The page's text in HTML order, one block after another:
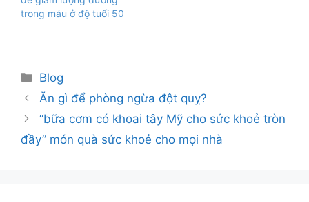
trong máu ở độ tuổi 50
Danh
mục
Blog
Ăn gì để phòng ngừa đột quỵ?
“bữa cơm có khoai tây Mỹ cho sức khoẻ tròn
đầy” món quà sức khoẻ cho mọi nhà